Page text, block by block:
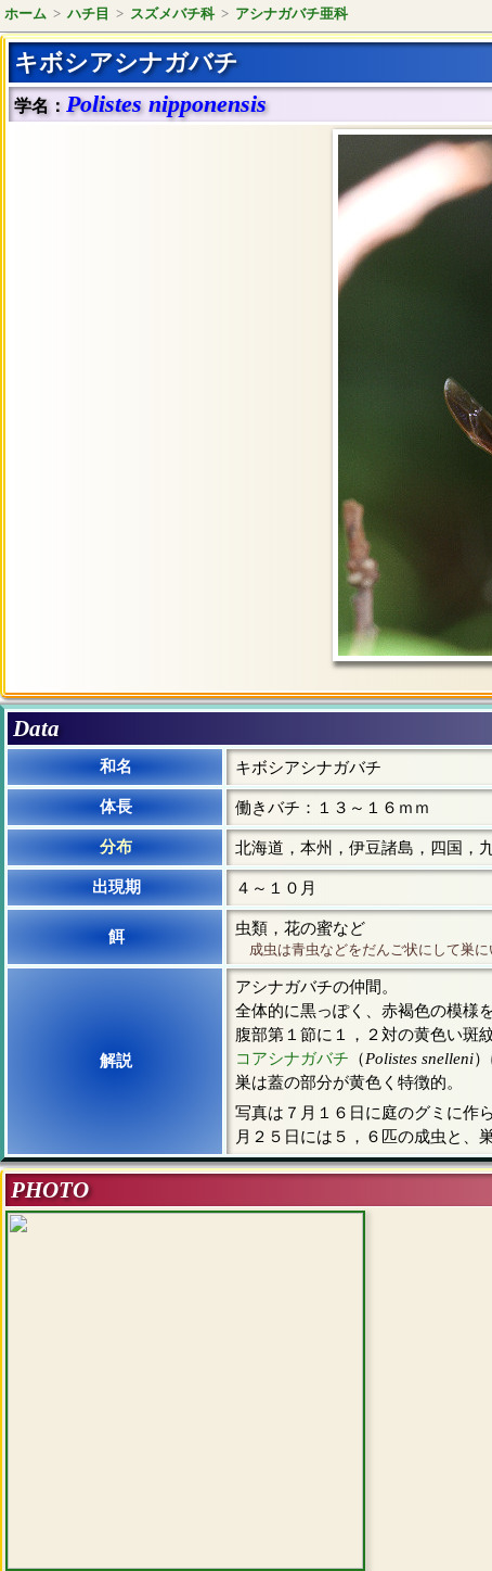
ホーム > ハチ目 > スズメバチ科 > アシナガバチ亜科
キボシアシナガバチ
学名： Polistes nipponensis
Data
和名 キボシアシナガバチ
体長 働きバチ：１３～１６ｍｍ
分布 北海道，本州，伊豆諸島，四国，
出現期 ４～１０月
餌 虫類，花の蜜など
成虫は青虫などをだんご状にして巣に
解説
アシナガバチの仲間。
全体的に黒っぽく、赤褐色の模様を
腹部第１節に１，２対の黄色い斑
コアシナガバチ （Polistes snelleni
巣は蓋の部分が黄色く特徴的。
写真は７月１６日に庭のグミに作
月２５日には５，６匹の成虫と、
PHOTO